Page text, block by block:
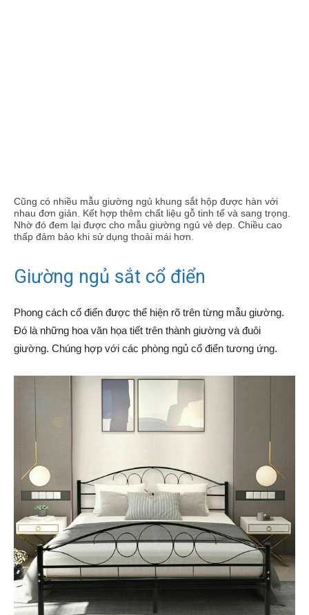
Cũng có nhiều mẫu giường ngủ khung sắt hộp được hàn với
nhau đơn giản. Kết hợp thêm chất liệu gỗ tinh tế và sang trọng.
Nhờ đó đem lại được cho mẫu giường ngủ vẻ dẹp. Chiều cao
thấp đảm bảo khi sử dụng thoải mái hơn.
Giường ngủ sắt cổ điển
Phong cách cổ điển được thể hiện rõ trên từng mẫu giường.
Đó là những hoa văn họa tiết trên thành giường và đuôi
giường. Chúng hợp với các phòng ngủ cổ điển tương ứng.